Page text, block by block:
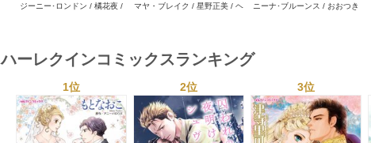
セット 2026年 vol.1064
ジーニー･ロンドン / 橘花夜 /
セット 2026年 vol.1002
マヤ・ブレイク / 星野正美 / ヘ
セット 2026年 vol.1063
ニーナ･ブルーンス / おおつき
ハーレクインコミックスランキング
1位 2位 3位